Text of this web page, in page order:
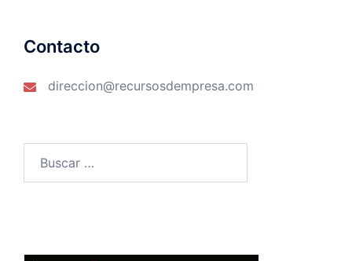
Contacto
direccion@recursosdempresa.com